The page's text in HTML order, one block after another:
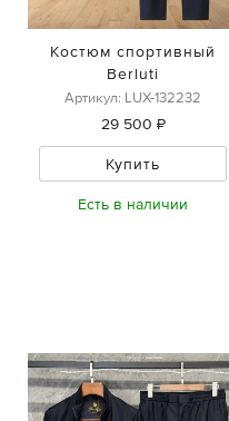
Костюм спортивный
Berluti
Артикул: LUX-132232
29 500 ₽
Купить
Есть в наличии